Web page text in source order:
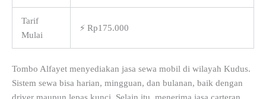
Tarif
Mulai
⚡ Rp175.000
Tombo Alfayet menyediakan jasa sewa mobil di wilayah Kudus.
Sistem sewa bisa harian, mingguan, dan bulanan, baik dengan